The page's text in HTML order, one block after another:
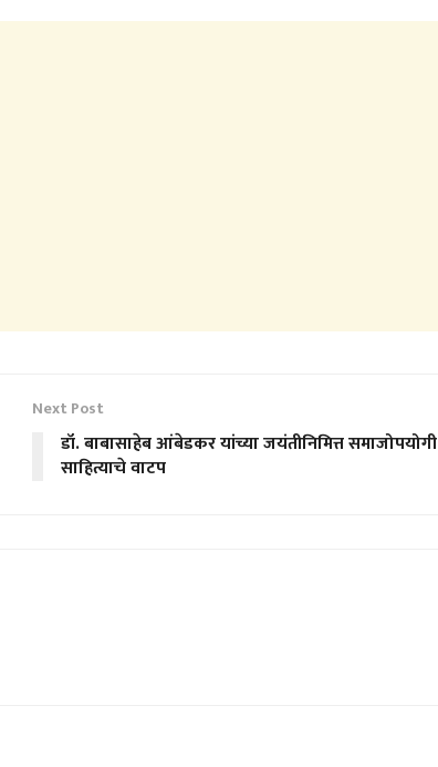
Next Post
डॉ. बाबासाहेब आंबेडकर यांच्या जयंतीनिमित्त समाजोपयोगी
साहित्याचे वाटप